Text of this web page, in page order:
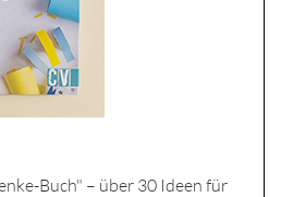
Buch" – über 30 Ideen für